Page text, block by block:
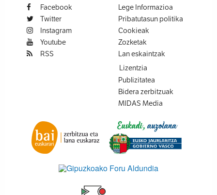
Facebook
Twitter
Instagram
Youtube
RSS
Lege Informazioa
Pribatutasun politika
Cookieak
Zozketak
Lan eskaintzak
Lizentzia
Publizitatea
Bidera zerbitzuak
MIDAS Media